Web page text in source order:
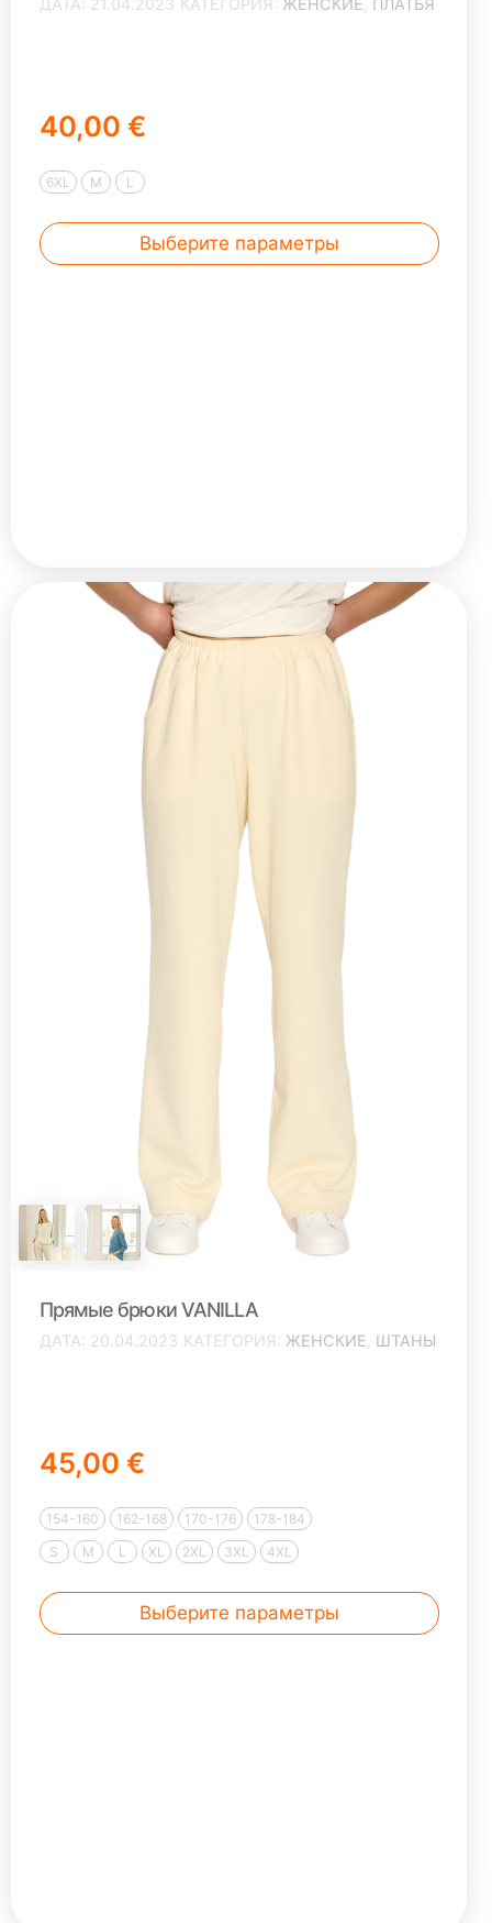
ДАТА 21.04.2023 КАТЕГОРИЯ ЖЕНСКИЕ ПЛАТЬЯ
40,00 €
6XL M L
Выберите параметры
Прямые брюки VANILLA
ДАТА 20.04.2023 КАТЕГОРИЯ ЖЕНСКИЕ ШТАНЫ
45,00 €
154-160 162-168 170-176
178-184
S
M L XL 2XL 3XL 4XL
Выберите параметры